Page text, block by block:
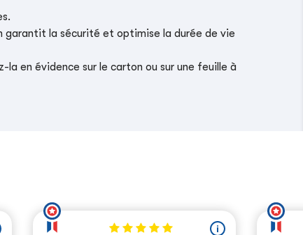
garantit la sécurité et optimise la durée de vie
en évidence sur le carton ou sur une feuille à